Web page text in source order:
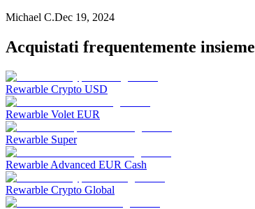
Michael C.Dec 19, 2024
Acquistati frequentemente insieme
Rewarble Crypto USD
Rewarble Volet EUR
Rewarble Super
Rewarble Advanced EUR Cash
Rewarble Crypto Global